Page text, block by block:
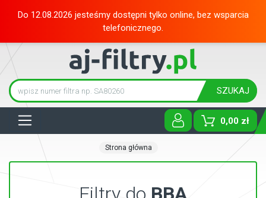
Do 12.08.2026 jesteśmy dostępni tylko online, bez wsparcia
telefonicznego.
SZUKAJ
0,00 zł
Strona główna